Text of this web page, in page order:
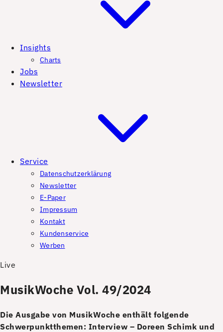
Insights
Charts
Jobs
Newsletter
Service
Datenschutzerklärung
Newsletter
E-Paper
Impressum
Kontakt
Kundenservice
Werben
Live
MusikWoche Vol. 49/2024
Die Ausgabe von MusikWoche enthält folgende
Schwerpunktthemen: Interview – Doreen Schimk und